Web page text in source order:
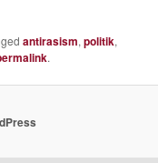
antirasism,politik,
.